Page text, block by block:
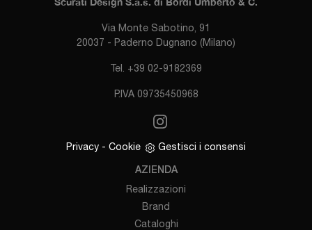
Via Monte Sabotino, 91
20037 - Paderno Dugnano (Milano)
Tel. +39 02-9182369
P.IVA 09735450968
Privacy - Cookie Gestisci i consensi
AZIENDA
Realizzazioni
Brand
Cataloghi